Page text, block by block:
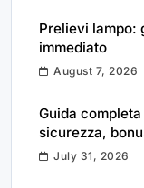
Prelievi lampo:
immediato
August 7, 2026
Guida
sicurezza,
July 31, 2026